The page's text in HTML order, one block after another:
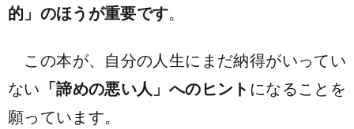
的」のほうが重要です。
この本が、自分の人生にまだ納得がいってい
ない 「諦めの悪い人」へのヒント になることを
願っています。